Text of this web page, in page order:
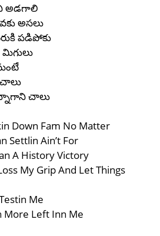
అడగాలి
అసలు
పడిపోకు
చాలు
చాలు
Down Fam No Matter
Settlin Ain’t For
A History Victory
My Grip And Let Things
Me
More Left Inn Me